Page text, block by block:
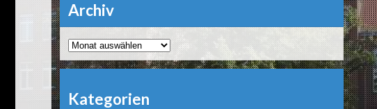
Archiv
Archiv
Kategorien